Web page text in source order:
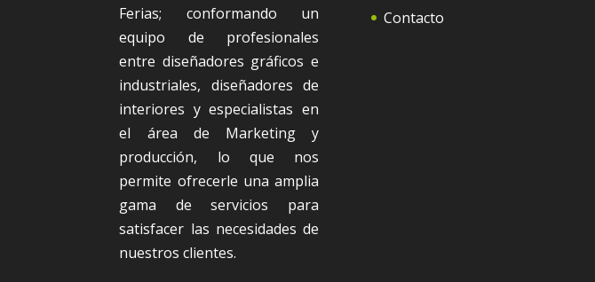
Ferias; conformando un
equipo de profesionales
entre diseñadores gráficos e
industriales, diseñadores de
interiores y especialistas en
el área de Marketing y
producción, lo que nos
permite ofrecerle una amplia
gama de servicios para
satisfacer las necesidades de
nuestros clientes.
Contacto